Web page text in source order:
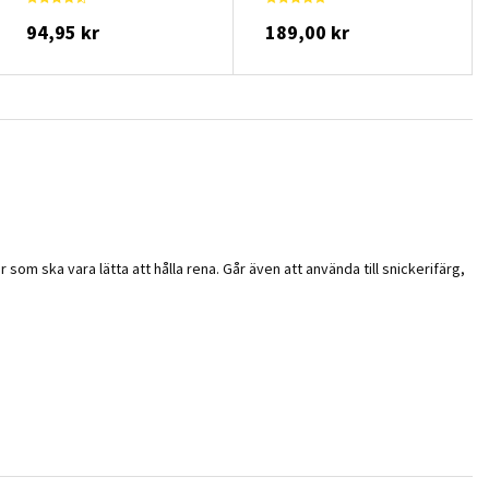
94,95 kr 189,00 kr
ska vara lätta att hålla rena. Går även att använda till snickerifärg,